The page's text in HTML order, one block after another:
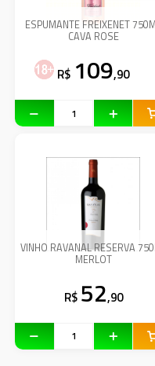
ESPUMANTE FREIXENET
CAVA ROSE
R$ 109,90
VINHO RAVANAL RESERVA
MERLOT
R$ 52,90